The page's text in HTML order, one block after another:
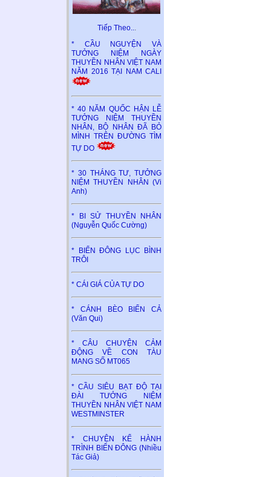
Tiếp Theo...
* CẦU NGUYỆN VÀ
TƯỞNG NIỆM NGÀY
THUYỀN NHÂN VIỆT NAM
NĂM 2016 TẠI NAM CALI
* 40 NĂM QUỐC HẬN LỄ
TƯỞNG NIỆM THUYỀN
NHÂN, BỘ NHÂN ĐÃ BỎ
MÌNH TRÊN ĐƯỜNG TÌM
TỰ DO
* 30 THÁNG TƯ, TƯỞNG
NIỆM THUYỀN NHÂN (Vi
Anh)
* BI SỬ THUYỀN NHÂN
(Nguyễn Quốc Cường)
* BIỂN ĐÔNG LỤC BÌNH
TRÔI
* CÁI GIÁ CỦA TỰ DO
* CÁNH BÈO BIỂN CẢ
(Văn Qui)
* CÂU CHUYỆN CẢM
ĐỘNG VỀ CON TÀU
MANG SỐ MT065
* CẦU SIÊU BẠT ĐỘ TẠI
ĐÀI TƯỞNG NIỆM
THUYỀN NHÂN VIỆT NAM
WESTMINSTER
* CHUYỆN KỂ HÀNH
TRÌNH BIỂN ĐÔNG (Nhiều
Tác Giả)